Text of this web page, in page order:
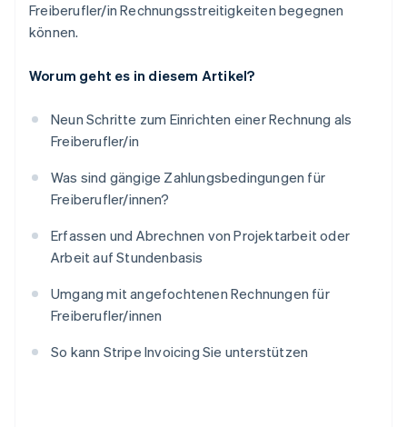
Freiberufler/in Rechnungsstreitigkeiten begegnen
können.
Worum geht es in diesem Artikel?
Neun Schritte zum Einrichten einer Rechnung als
Freiberufler/in
Was sind gängige Zahlungsbedingungen für
Freiberufler/innen?
Erfassen und Abrechnen von Projektarbeit oder
Arbeit auf Stundenbasis
Umgang mit angefochtenen Rechnungen für
Freiberufler/innen
So kann Stripe Invoicing Sie unterstützen